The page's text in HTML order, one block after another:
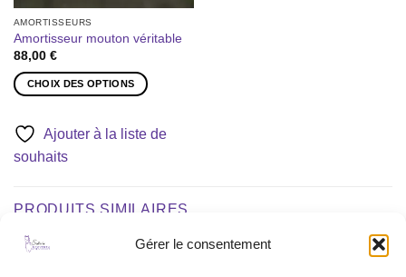
Gérer le consentement
AMORTISSEURS
Amortisseur mouton véritable
88,00 €
CHOIX DES OPTIONS
produit
a
plusieurs
peuvent
Ajouter à la liste de
souhaits
PRODUITS SIMILAIRES